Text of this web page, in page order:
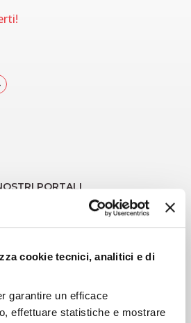
cookie tecnici, analitici e di
garantire un efficace
effettuare statistiche e mostrare
PORTALI